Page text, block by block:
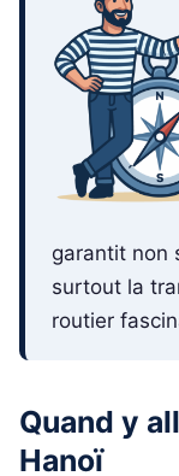
garantit non
surtout la
routier
Quand y
Hanoï